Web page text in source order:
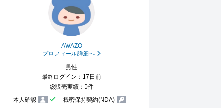
AWAZO
プロフィール詳細へ
男性
最終ログイン：17日前
総販売実績：0件
本人確認
機密保持契約(NDA) -